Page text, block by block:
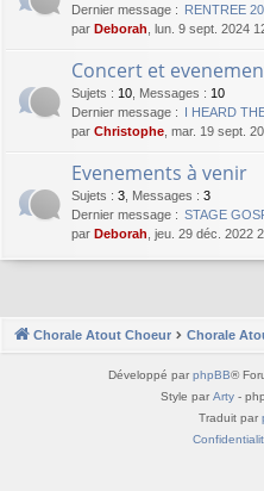
Dernier message :
RENTREE
par Deborah , lun. 9 sept. 2024
Concert et
Sujets : 10 Messages : 10
Dernier message :
I HEARD
par Christophe , mar. 19 sept.
Evenements à venir
Sujets : 3 Messages : 3
Dernier message : STAGE
par Deborah , jeu. 29 déc. 2022
Chorale Atout Choeur Chorale
Développé par phpBB®
Style par Arty -
Traduit par